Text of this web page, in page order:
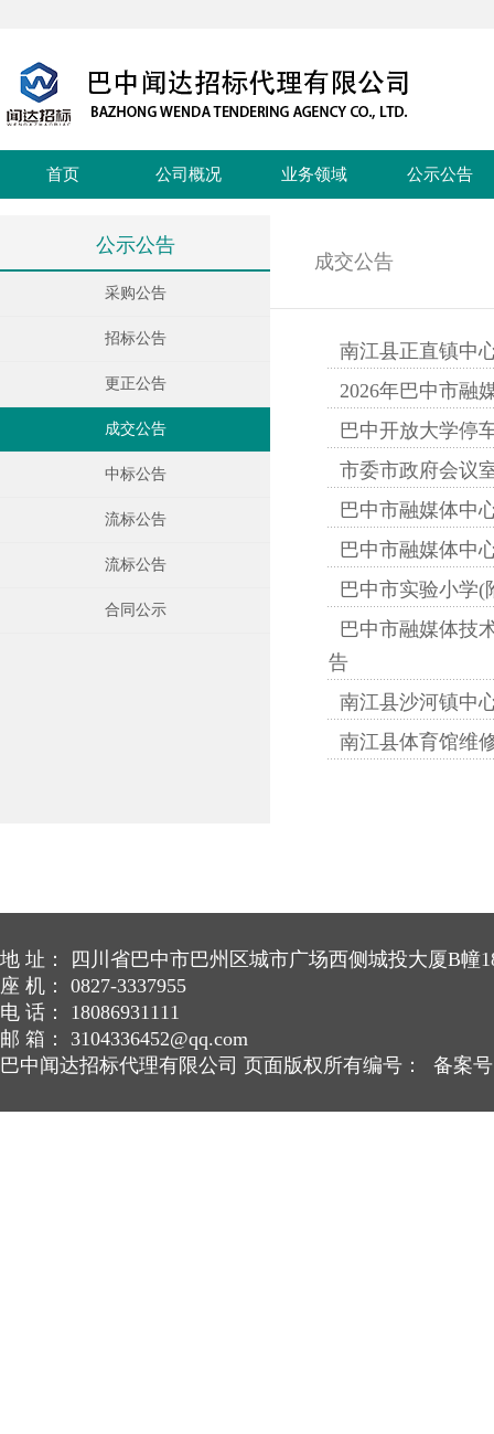
首页 公司概况 业务领域 公示公告
公示公告
采购公告
招标公告
更正公告
成交公告
中标公告
流标公告
流标公告
合同公示
成交公告
南江县正直镇中
2026年巴中市融
巴中开放大学停
市委市政府会议
巴中市融媒体中
巴中市融媒体中
巴中市实验小学
巴中市融媒体技
告
南江县沙河镇中
南江县体育馆维
地 址： 四川省巴中市巴州区城市广场西侧城投大厦B幢
座 机： 0827-3337955
电 话： 18086931111
邮 箱： 3104336452@qq.com
巴中闻达招标代理有限公司 页面版权所有编号： 备案